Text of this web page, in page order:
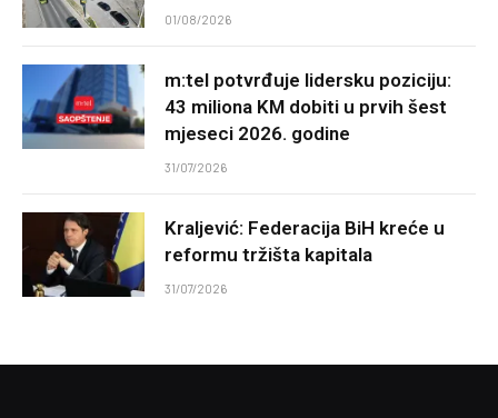
01/08/2026
m:tel potvrđuje lidersku poziciju:
43 miliona KM dobiti u prvih šest
mjeseci 2026. godine
31/07/2026
Kraljević: Federacija BiH kreće u
reformu tržišta kapitala
31/07/2026